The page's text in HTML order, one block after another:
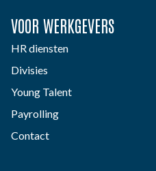
VOOR WERKGEVERS
HR diensten
Divisies
Young Talent
Payrolling
Contact